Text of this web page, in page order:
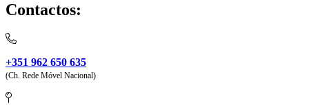
Contactos:
+351 962 650 635
(Ch. Rede Móvel Nacional)